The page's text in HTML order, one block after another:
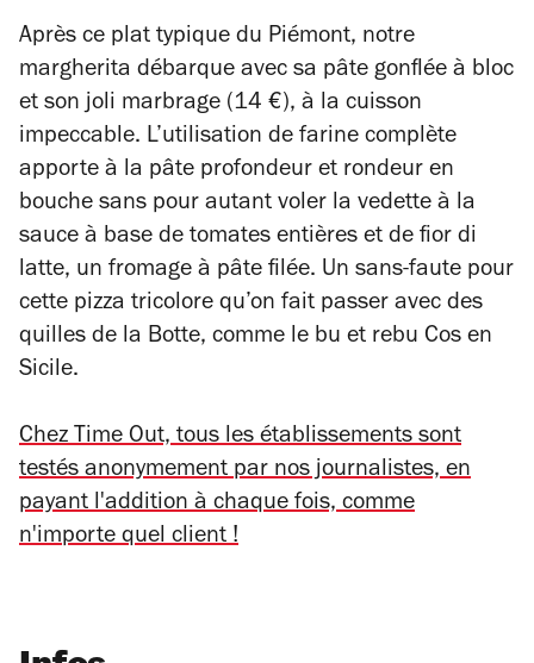
Après ce plat typique du Piémont, notre
margherita débarque avec sa pâte gonflée à bloc
et son joli marbrage (14 €), à la cuisson
impeccable. L’utilisation de farine complète
apporte à la pâte profondeur et rondeur en
bouche sans pour autant voler la vedette à la
sauce à base de tomates entières et de fior di
latte, un fromage à pâte filée. Un sans-faute pour
cette pizza tricolore qu’on fait passer avec des
quilles de la Botte, comme le bu et rebu Cos en
Sicile.
Chez Time Out, tous les établissements sont
testés anonymement par nos journalistes, en
payant l'addition à chaque fois, comme
n'importe quel client !